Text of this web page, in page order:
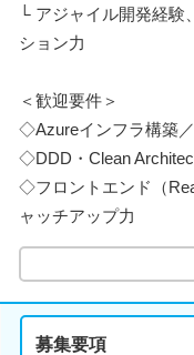
└ アジャイル開発経験
ション力
＜歓迎要件＞
◇Azureインフラ構築
◇DDD・Clean
◇フロントエンド（
ャッチアップ力
募集要項